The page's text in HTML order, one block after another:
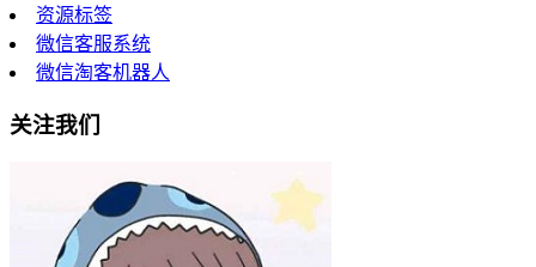
资源标签
微信客服系统
微信淘客机器人
关注我们